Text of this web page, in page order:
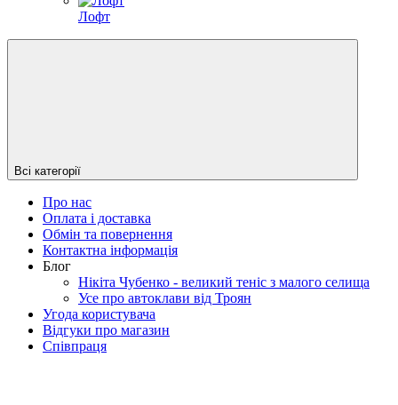
Лофт
Всі категорії
Про нас
Оплата і доставка
Обмін та повернення
Контактна інформація
Блог
Нікіта Чубенко - великий теніс з малого селища
Усе про автоклави від Троян
Угода користувача
Відгуки про магазин
Співпраця